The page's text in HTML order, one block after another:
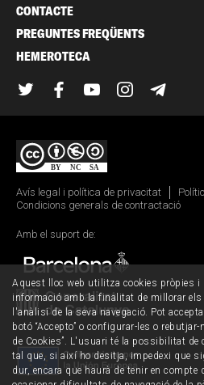
CONTACTE
PREGUNTES FREQÜENTS
HEMEROTECA
TwitterFacebook
YouTube
Avís legal i política de privacitat
Condicions generals de contractació
Amb el suport de:
Aquest lloc web utilitza cookies pròpies i
informació amb la finalitat de millorar
l'anàlisi de la seva navegació. Pot
botó “Accepto” o configurar-les o
de Cookies”. L'usuari té la possibilitat de
tal que, si així ho desitja, impedexi que
dur, encara que haurà de tenir en compte